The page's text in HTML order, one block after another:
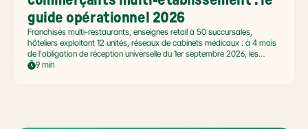
guide opérationnel 2026
Franchisés multi-restaurants, enseignes retail à 50 succursales,
hôteliers exploitant 12 unités, réseaux de cabinets médicaux : à 4 mois
de l'obligation de réception universelle du 1er septembre 2026, les
commerçants multi-établissement ont un défi spécifique. Ce guide
9 min